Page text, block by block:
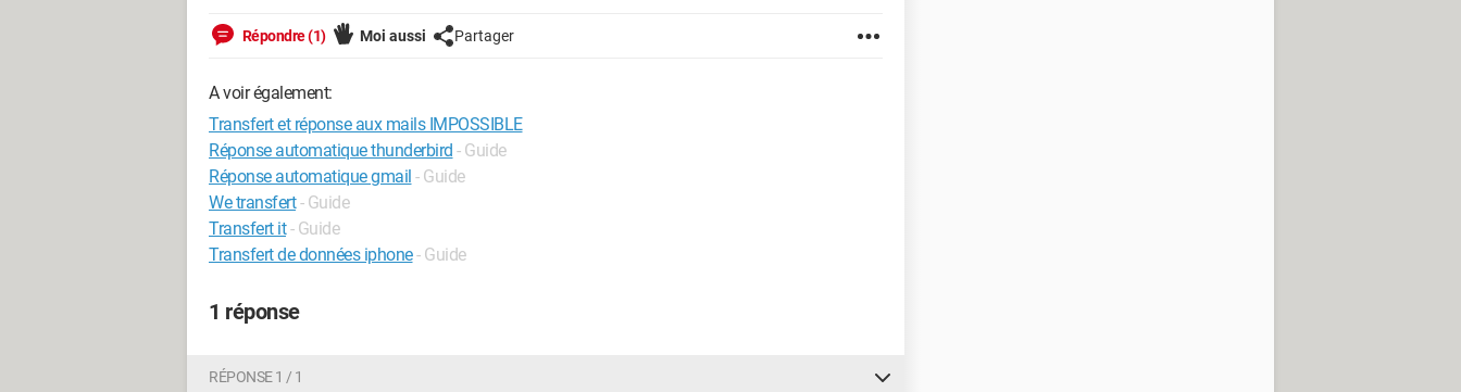
Répondre (1) Moi aussi Partager
A voir également:
Transfert et réponse aux mails IMPOSSIBLE
Réponse automatique thunderbird - Guide
Réponse automatique gmail - Guide
We transfert - Guide
Transfert it - Guide
Transfert de données iphone- Guide
1 réponse
RÉPONSE 1 / 1